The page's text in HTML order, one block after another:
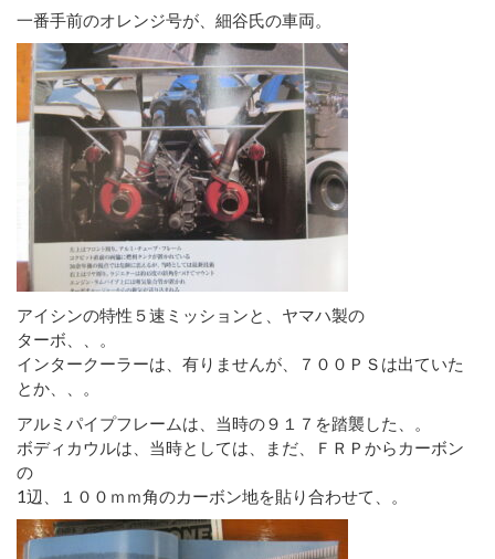
一番手前のオレンジ号が、細谷氏の車両。
アイシンの特性５速ミッションと、ヤマハ製の
ターボ、、。
インタークーラーは、有りませんが、７００ＰＳは出ていた
とか、、。
アルミパイプフレームは、当時の９１７を踏襲した、。
ボディカウルは、当時としては、まだ、ＦＲＰからカーボン
の
1辺、１００ｍｍ角のカーボン地を貼り合わせて、。